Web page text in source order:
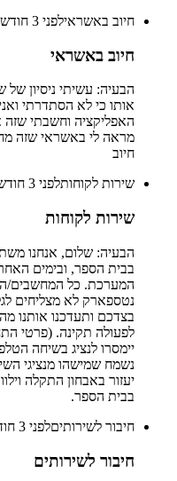
חיוב באשראילפני 3 חודשים
חיוב באשראי
הבעיה: עשיתי ניסיון של
אותו כי לא הסתדרתי
האפליקציה וחשבתי
מראה לי באשראי שזה
חיוב
שירות לקוחותלפני 3 חודשים
שירות לקוחות
הבעיה: שלום, אנחנו
בבית הספר, ובימים
המערכת. כל המחשבים/
נטספארק לא מצליחים
בצדכם ותעדכנו אותנו
לפעולה תקינה. (פרטי
יימסרו לנציג בשיחה
נשמח שמישהו מנציגי
יעזור באבחון התקלה
בבית הספר.
חיבור לשירותיםלפני 3 חודשים
חיבור לשירותים